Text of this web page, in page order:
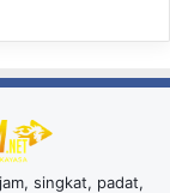
singkat, padat,